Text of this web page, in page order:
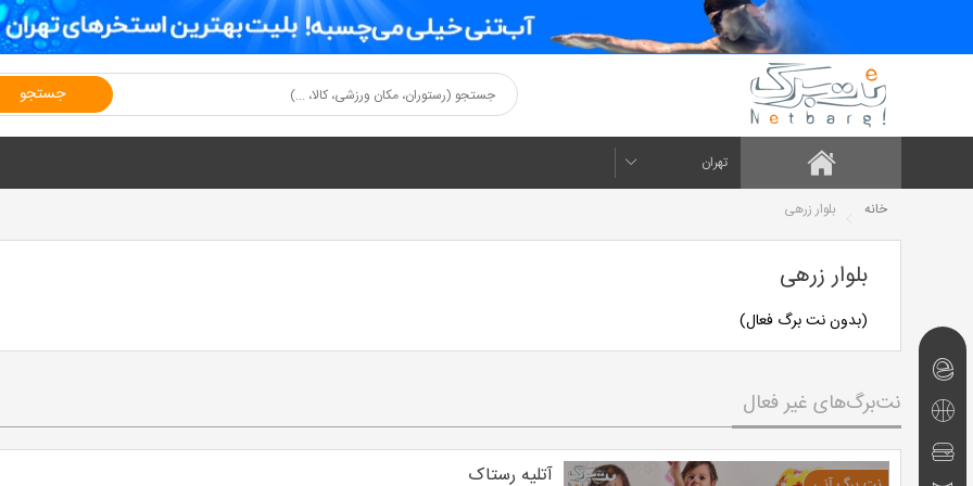
جستجو
تهران
خانه بلوار زرهی
نت‌برگ‌های
امروز
تفریحی
رستوران
بلوار زرهی
(بدون نت برگ فعال)
نت‌برگ‌های غیر فعال
آتلیه رستاک